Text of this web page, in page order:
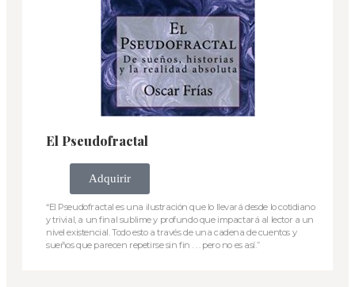
El Pseudofractal
Adquirir
“El Pseudofractal es una ilustración que lo llevará desde lo cotidiano
y trivial, a un final sublime y profundo que impactará al lector a un
nivel existencial. Todo esto a través de una cadena de cuentos y
sueños que parecen repetirse sin fin . . . pero no es así.”